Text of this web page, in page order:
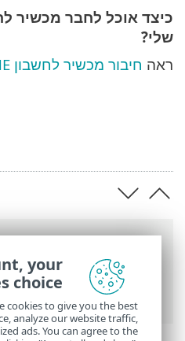
העזרה המקוונת של ESET
שאלות נפוצות
שלי?
ראה חיבור מכשיר לחשבון ESET HOME
your
choice
cookies to give you the best
analyze our website traffic,
ads. You can agree to the